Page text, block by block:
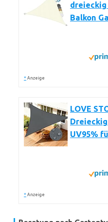
dreieckig
Balkon
* Anzeige
LOVE
UV95%
* Anzeige